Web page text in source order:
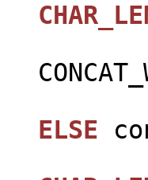
ELSE